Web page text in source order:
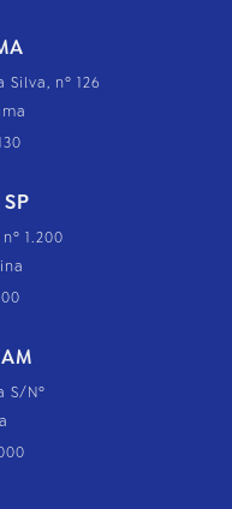
nº 126
1.200
S/Nº